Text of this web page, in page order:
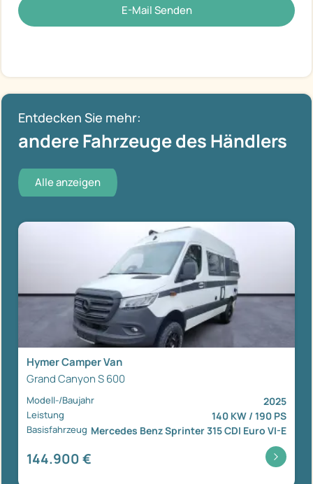
E-Mail Senden
Entdecken Sie mehr:
andere Fahrzeuge des Händlers
Alle anzeigen
Hymer Camper Van
Grand Canyon S 600
Modell-/Baujahr 2025
Leistung 140 KW / 190 PS
Basisfahrzeug Mercedes Benz Sprinter 315 CDI Euro VI-E
144.900 €